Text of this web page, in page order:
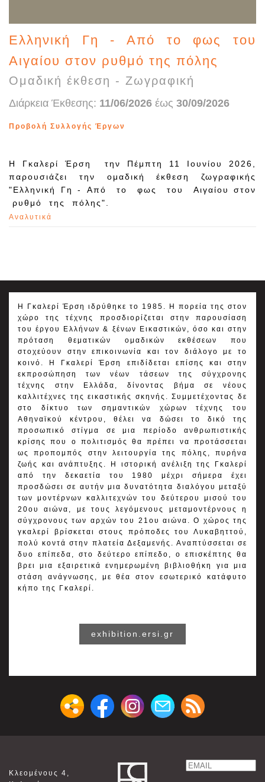
Ελληνική Γη - Από το φως του
Αιγαίου στον ρυθμό της πόλης
Ομαδική έκθεση - Ζωγραφική
Διάρκεια Έκθεσης: 11/06/2026 έως 30/09/2026
Προβολή Συλλογής Έργων
Η Γκαλερί Έρση την Πέμπτη 11 Ιουνίου 2026,
παρουσιάζει την ομαδική έκθεση ζωγραφικής
"Ελληνική Γη - Από το φως του Αιγαίου στον
ρυθμό της πόλης".
Αναλυτικά
Η Γκαλερί Έρση ιδρύθηκε το 1985. H πορεία της στον
χώρο της τέχνης προσδιορίζεται στην παρουσίαση
του έργου Ελλήνων & ξένων Εικαστικών, όσο και στην
πρόταση θεματικών ομαδικών εκθέσεων που
στοχεύουν στην επικοινωνία και τον διάλογο με το
κοινό. Η Γκαλερί Έρση επιδίδεται επίσης και στην
εκπροσώπηση των νέων τάσεων της σύγχρονης
τέχνης στην Ελλάδα, δίνοντας βήμα σε νέους
καλλιτέχνες της εικαστικής σκηνής. Συμμετέχοντας δε
στο δίκτυο των σημαντικών χώρων τέχνης του
Αθηναϊκού κέντρου, θέλει να δώσει το δικό της
προσωπικό στίγμα σε μια περίοδο ανθρωπιστικής
κρίσης που ο πολιτισμός θα πρέπει να προτάσσεται
ως προπομπός στην λειτουργία της πόλης, πυρήνα
ζωής και ανάπτυξης. Η ιστορική ανέλιξη της Γκαλερί
από την δεκαετία του 1980 μέχρι σήμερα έχει
προσδώσει σε αυτήν μια δυνατότητα διαλόγου μεταξύ
των μοντέρνων καλλιτεχνών του δεύτερου μισού του
20ου αιώνα, με τους λεγόμενους μεταμοντέρνους η
σύγχρονους των αρχών του 21ου αιώνα. Ο χώρος της
γκαλερί βρίσκεται στους πρόποδες του Λυκαβηττού,
πολύ κοντά στην πλατεία Δεξαμενής. Αναπτύσσεται σε
δυο επίπεδα, στο δεύτερο επίπεδο, ο επισκέπτης θα
βρει μια εξαιρετικά ενημερωμένη βιβλιοθήκη για μια
στάση ανάγνωσης, με θέα στον εσωτερικό κατάφυτο
κήπο της Γκαλερί.
exhibition.ersi.gr
Κλεομένους 4,
Email